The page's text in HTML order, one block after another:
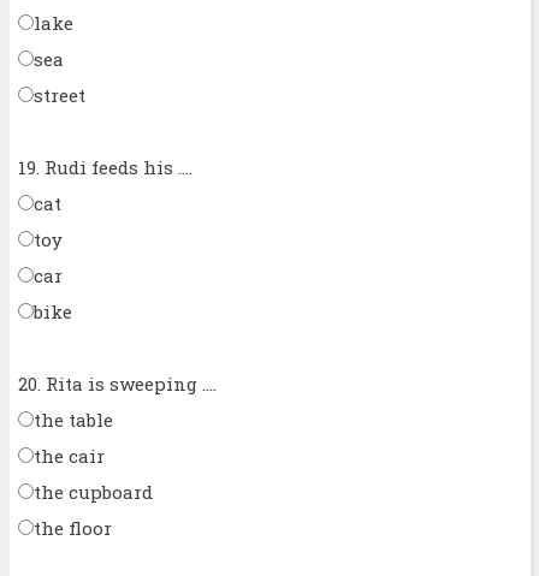
lake
sea
street
19. Rudi feeds his ....
cat
toy
car
bike
20. Rita is sweeping ....
the table
the cair
the cupboard
the floor